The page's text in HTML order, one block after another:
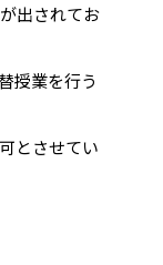
出されてお
授業を行う
とさせてい